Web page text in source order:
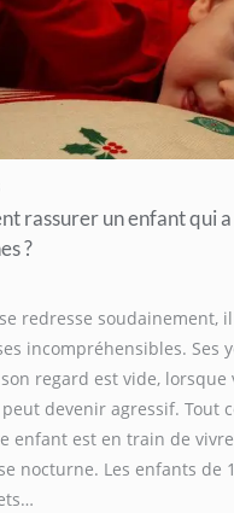
rassurer un enfant qui a
?
se redresse soudainement,
incompréhensibles. Ses
regard est vide, lorsque
devenir agressif. Tout
enfant est en train de
nocturne. Les enfants de